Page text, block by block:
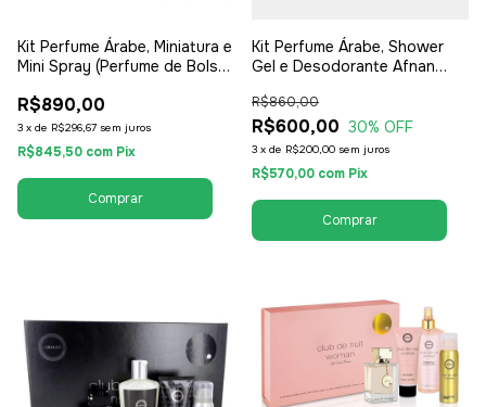
Kit Perfume Árabe, Miniatura e
Mini Spray (Perfume de Bolso)
- EDP Eau de Parfum -
Unissex / Compartilhável
R$890,00
3 x de R$296,67 sem juros
R$845,50 com Pix
Kit Perfume Árabe, Shower
Gel e Desodorante Afnan
EDP Eau de Parfum -
Masculino
R$600,00
R$860,00
30% OFF
3 x de R$200,00 sem juros
R$570,00 com Pix